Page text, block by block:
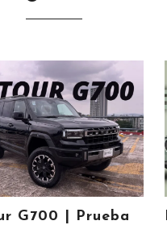
G700 | Prueba